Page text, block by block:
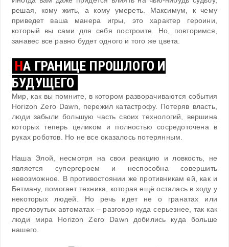
решая, кому жить, а кому умереть. Максимум, к чему
приведет ваша манера игры, это характер героини,
который вы сами для себя построите. Но, повторимся,
занавес все равно будет одного и того же цвета.
НА ГРАНИЦЕ ПРОШЛОГО И
БУДУЩЕГО
Мир, как вы помните, в котором разворачиваются события
Horizon Zero Dawn, пережил катастрофу. Потеряв власть,
люди забыли большую часть своих технологий, вершина
которых теперь целиком и полностью сосредоточена в
руках роботов. Но не все оказалось потерянным.
Наша Элой, несмотря на свои реакцию и ловкость, не
является супергероем и неспособна совершить
невозможное. В противостоянии же противникам ей, как и
Бетману, помогает техника, которая ещё осталась в ходу у
некоторых людей. Но речь идет не о гранатах или
пресловутых автоматах – разговор куда серьезнее, так как
люди мира Horizon Zero Dawn добились куда больше
нашего.